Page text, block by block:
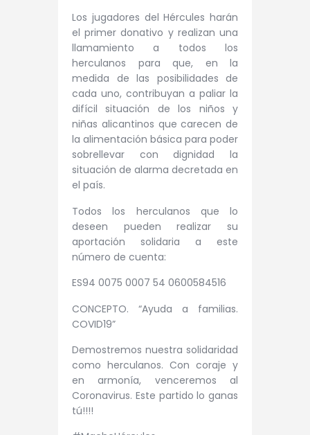
Los jugadores del Hércules harán
el primer donativo y realizan una
llamamiento a todos los
herculanos para que, en la
medida de las posibilidades de
cada uno, contribuyan a paliar la
difícil situación de los niños y
niñas alicantinos que carecen de
la alimentación básica para poder
sobrellevar con dignidad la
situación de alarma decretada en
el país.
Todos los herculanos que lo
deseen pueden realizar su
aportación solidaria a este
número de cuenta:
ES94 0075 0007 54 0600584516
CONCEPTO. “Ayuda a familias.
COVID19”
Demostremos nuestra solidaridad
como herculanos. Con coraje y
en armonía, venceremos al
Coronavirus. Este partido lo ganas
tú!!!!